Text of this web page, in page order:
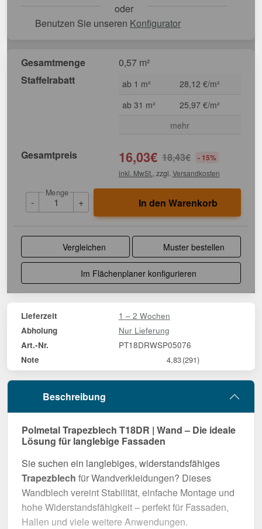
oder
Benutzen Sie unseren Konfigurator
Gesamtmenge
0,57 m²
Staffelrabatt
ab 1 m²
28,12 €/m²
ab 31 m²
25,97 €/m²
mehr
Gesamtpreis 16,03€ 18,43€ - 15%
inkl. MwSt. , zzgl. Versandkosten
-
Menge
+ In den Warenkorb
Vergleichen Muster bestellen
Im Flächenplaner konfigurieren
Lieferzeit 1 – 2 Wochen
Abholung Nur Lieferung
Art.-Nr. PT18DRWSP05076
Note 4,83(291)
Beschreibung
Polmetal Trapezblech T18DR | Wand – Die ideale
Lösung für langlebige Fassaden
Sie suchen ein langlebiges, widerstandsfähiges
Trapezblech für Wandverkleidungen? Dieses
Wandblech vereint Stabilität, einfache Montage und
hohe Widerstandsfähigkeit – perfekt für Fassaden,
Hallen und viele weitere Anwendungen.